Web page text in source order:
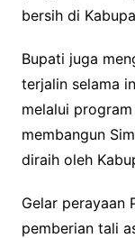
bersih di
Bupati juga
terjalin selama
melalui
membangun
diraih oleh
Gelar perayaan
pemberian tali